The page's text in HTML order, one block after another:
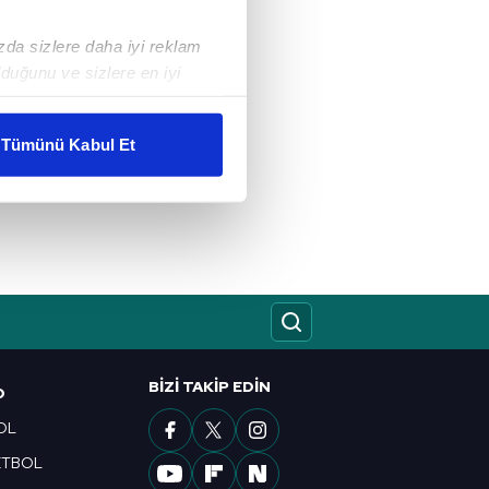
sizlere daha iyi reklam
ve sizlere en iyi
gösterilmeyecektir."
ve sitemizde ilgili
Tümünü Kabul Et
BIZI TAKIP EDIN